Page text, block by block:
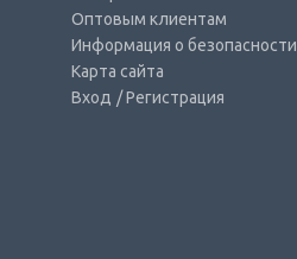
Оптовым клиентам
Информация о безопасности
Карта сайта
Вход / Регистрация